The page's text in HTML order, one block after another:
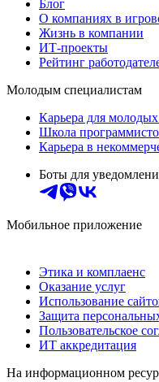
Блог
О компаниях в
Жизнь в компании
ИТ-проекты
Рейтинг
Молодым специалистам
Карьера для
Школа
Карьера в
Боты для
Мобильное приложение
Этика и комплаенс
Оказание услуг
Использование
Защита
Пользовательское
ИТ аккредитация
На информационном